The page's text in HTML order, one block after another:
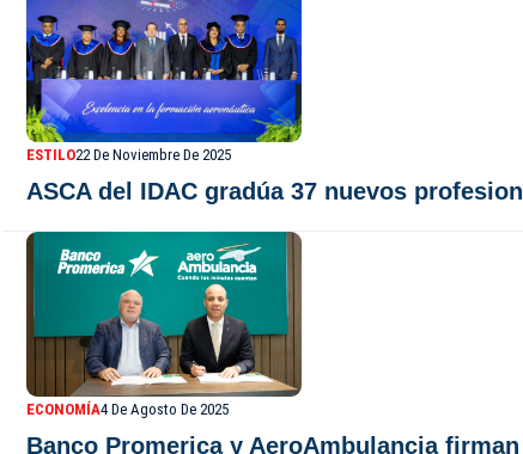
ESTILO22 De Noviembre De 2025
ASCA del IDAC gradúa 37 nuevos
ECONOMÍA4 De Agosto De 2025
Banco Promerica y AeroAmbulancia